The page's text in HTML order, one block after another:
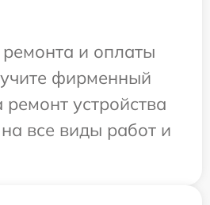
и оплаты
фирменный
устройства
все виды работ и